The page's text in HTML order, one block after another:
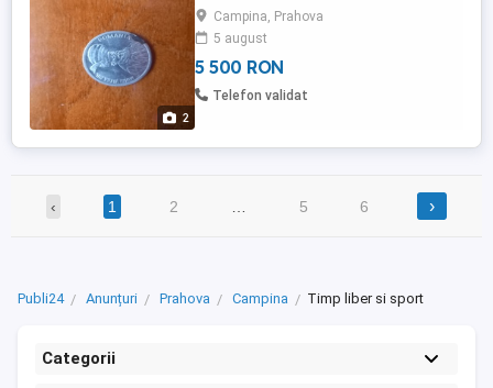
2
ia daca se curata moneda, preț de 5500
lei, preț fix, trimit oriunde în tara, plata
ramburs
Campina, Prahova
5 august
5 500 RON
Telefon validat
‹ 1 2 5 6 ›
Publi24 Anunțuri Prahova Campina Timp liber si sport
Categorii